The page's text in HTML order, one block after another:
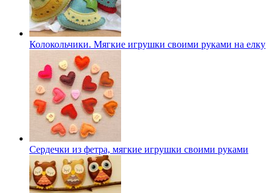
Колокольчики. Мягкие игрушки своими руками на елку
Сердечки из фетра, мягкие игрушки своими руками